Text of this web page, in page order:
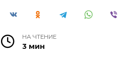
НА ЧТЕНИЕ
3 мин